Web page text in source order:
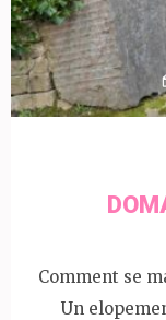
Comment se
Un